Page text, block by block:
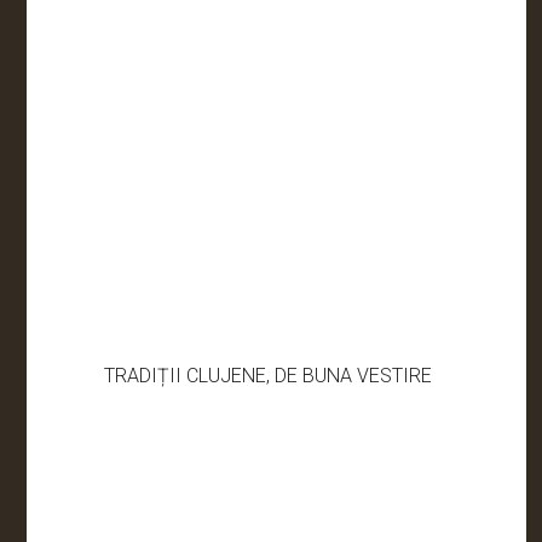
TRADIȚII CLUJENE, DE BUNA VESTIRE